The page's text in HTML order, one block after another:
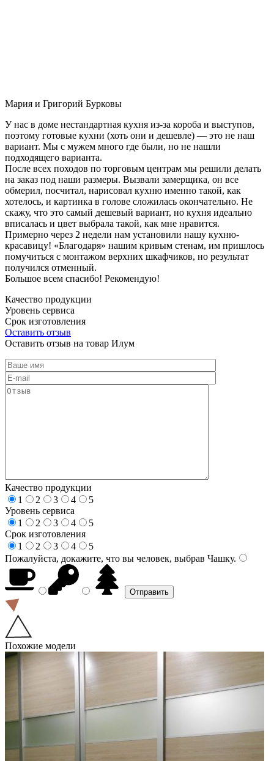
Мария и Григорий Бурковы
У нас в доме нестандартная кухня из-за короба и выступов,
поэтому готовые кухни (хоть они и дешевле) — это не наш
вариант. Мы с мужем много где были, но не нашли
подходящего варианта.
После всех походов по торговым центрам мы решили делать
на заказ под наши размеры. Вызвали замерщика, он все
обмерил, посчитал, нарисовал кухню именно такой, как
хотелось, и картинка в голове сложилась окончательно. Не
скажу, что это самый дешевый вариант, но кухня идеально
вписалась и цвет выбрала такой, как мне нравится.
Примерно через 2 недели нам установили нашу кухню-
красавицу! «Благодаря» нашим кривым стенам, им пришлось
помучиться с монтажом верхних шкафчиков, но результат
получился отменный.
Большое всем спасибо! Рекомендую!
Качество продукции
Уровень сервиса
Срок изготовления
Оставить отзыв
Оставить отзыв на товар Илум
Качество продукции
1
2 3 4
5
Уровень сервиса
1
2 3 4
5
Срок изготовления
1
2 3 4
5
Пожалуйста, докажите, что вы человек, выбрав Чашку.
Похожие модели